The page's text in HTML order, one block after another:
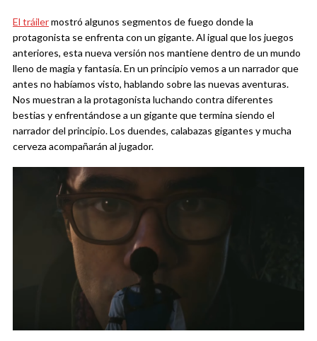
El tráilermostró algunos segmentos de fuego donde la
protagonista se enfrenta con un gigante. Al igual que los juegos
anteriores, esta nueva versión nos mantiene dentro de un mundo
lleno de magia y fantasía. En un principio vemos a un narrador que
antes no habíamos visto, hablando sobre las nuevas aventuras.
Nos muestran a la protagonista luchando contra diferentes
bestias y enfrentándose a un gigante que termina siendo el
narrador del principio. Los duendes, calabazas gigantes y mucha
cerveza acompañarán al jugador.